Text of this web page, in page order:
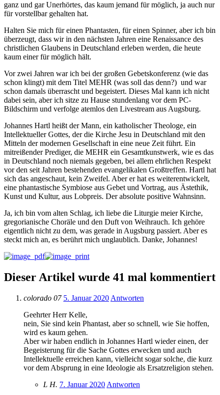
ganz und gar Unerhörtes, das kaum jemand für möglich, ja auch nur
für vorstellbar gehalten hat.
Halten Sie mich für einen Phantasten, für einen Spinner, aber ich bin
überzeugt, dass wir in den nächsten Jahren eine Renaissance des
christlichen Glaubens in Deutschland erleben werden, die heute
kaum einer für möglich hält.
Vor zwei Jahren war ich bei der großen Gebetskonferenz (wie das
schon klingt) mit dem Titel MEHR (was soll das denn?) und war
schon damals überrascht und begeistert. Dieses Mal kann ich nicht
dabei sein, aber ich sitze zu Hause stundenlang vor dem PC-
Bildschirm und verfolge atemlos den Livestream aus Augsburg.
Johannes Hartl heißt der Mann, ein katholischer Theologe, ein
Intellektueller Gottes, der die Kirche Jesu in Deutschland mit den
Mitteln der modernen Gesellschaft in eine neue Zeit führt. Ein
mitreißender Prediger, die MEHR ein Gesamtkunstwerk, wie es das
in Deutschland noch niemals gegeben, bei allem ehrlichen Respekt
vor den seit Jahren bestehenden evangelikalen Großtreffen. Hartl hat
sich das angeschaut, kein Zweifel. Aber er hat es weiterentwickelt,
eine phantastische Symbiose aus Gebet und Vortrag, aus Ästethik,
Kunst und Kultur, aus Lobpreis. Der absolute positive Wahnsinn.
Ja, ich bin vom alten Schlag, ich liebe die Liturgie meier Kirche,
gregorianische Choräle und den Duft von Weihrauch. Ich gehöre
eigentlich nicht zu dem, was gerade in Augsburg passiert. Aber es
steckt mich an, es berührt mich unglaublich. Danke, Johannes!
Dieser Artikel wurde 41 mal kommentiert
colorado 07 5. Januar 2020 Antworten
Geehrter Herr Kelle,
nein, Sie sind kein Phantast, aber so schnell, wie Sie hoffen,
wird es kaum gehen.
Aber wir haben endlich in Johannes Hartl wieder einen, der
Begeisterung für die Sache Gottes erwecken und auch
Intellektuelle erreichen kann, vielleicht sogar solche, die kurz
vor dem Absprung in eine Ideologie als Ersatzreligion stehen.
L H. 7. Januar 2020 Antworten